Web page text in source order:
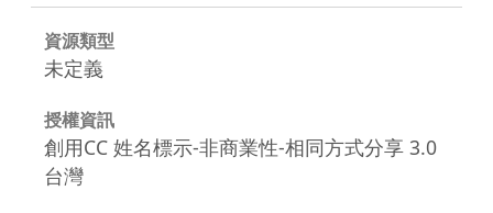
資源類型
未定義
授權資訊
創用CC 姓名標示-非商業性-相同方式分享 3.0
台灣